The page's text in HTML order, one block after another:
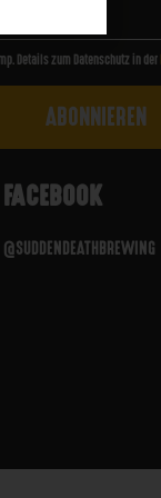
Details zum Datenschutz in der
FACEBOOK
@SUDDENDEATHBREWING